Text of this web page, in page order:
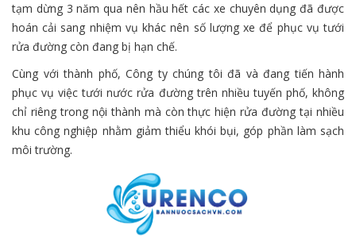
tạm dừng 3 năm qua nên hầu hết các xe chuyên dụng đã được
hoán cải sang nhiệm vụ khác nên số lượng xe để phục vụ tưới
rửa đường còn đang bị hạn chế.
Cùng với thành phố, Công ty chúng tôi đã và đang tiến hành
phục vụ việc tưới nước rửa đường trên nhiều tuyến phố, không
chỉ riêng trong nội thành mà còn thực hiện rửa đường tại nhiều
khu công nghiệp nhằm giảm thiểu khói bụi, góp phần làm sạch
môi trường.